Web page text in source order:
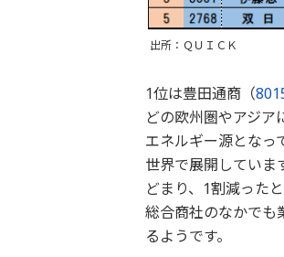
出所：ＱＵＩＣＫ
1位は豊田通商（
どの欧州圏やアジ
エネルギー源となっ
世界で展開していま
どまり、1割減った
総合商社のなかでも
るようです。